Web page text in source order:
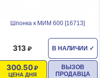
Шпонка к МИМ 600 [16713]
В НАЛИЧИИ ✓
313
ЦЕНА ДНЯ
300.50
ВЫЗОВ
ПРОДАВЦА